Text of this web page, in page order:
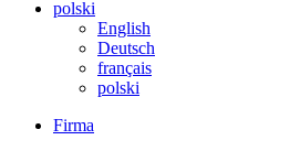
polski
English
Deutsch
français
polski
Firma